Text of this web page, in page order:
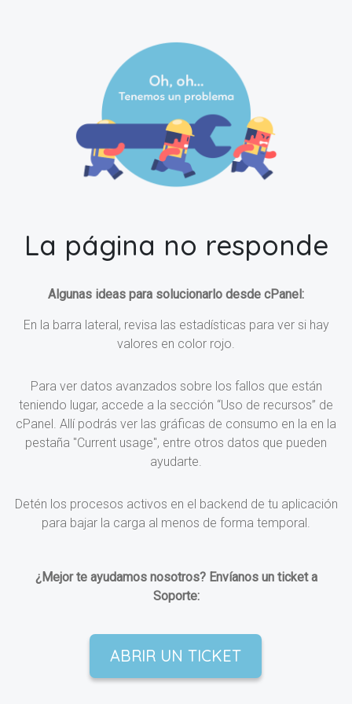
La página no responde
Algunas ideas para solucionarlo desde cPanel:
En la barra lateral, revisa las estadísticas para ver si hay
valores en color rojo.
Para ver datos avanzados sobre los fallos que están
teniendo lugar, accede a la sección “Uso de recursos” de
cPanel. Allí podrás ver las gráficas de consumo en la en la
pestaña "Current usage", entre otros datos que pueden
ayudarte.
Detén los procesos activos en el backend de tu aplicación
para bajar la carga al menos de forma temporal.
¿Mejor te ayudamos nosotros? Envíanos un ticket a
Soporte:
ABRIR UN TICKET